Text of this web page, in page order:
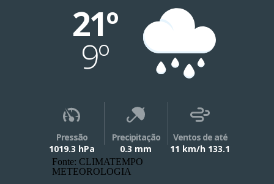
21º
9º
Pressão
1019.3 hPa
Precipitação
0.3 mm
Ventos de até
11 km/h 133.1
Fonte: CLIMATEMPO
METEOROLOGIA